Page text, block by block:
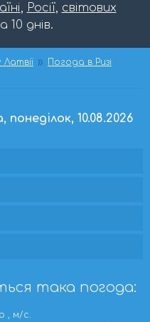
, Росії, світових
10 днів.
Латвії
Погода в Ризі
10.08.2026
така погода:
, м/с.